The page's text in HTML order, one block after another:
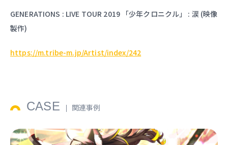
GENERATIONS : LIVE TOUR 2019 「少年クロニクル」 : 涙 (映像
製作)
https://m.tribe-m.jp/Artist/index/242
CASE 関連事例